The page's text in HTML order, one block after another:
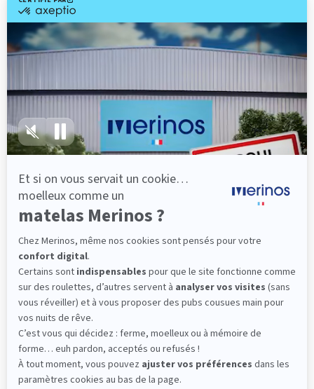
Grâce à ses 3 zones de confort, le sommier
Pencil vous assure tout son soutien. Avec les
épaules, le dos et le bassin qui reposent sur ses
lattes, vous évitez les douleurs au petit matin.
501,00 €
Découvrir
Fabrication Française
101 nuits d'essai*
Paiement en 3x ou 4x sans frais